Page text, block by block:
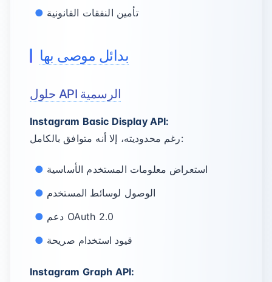
تأمين النفقات القانونية
بدائل موصى بها
حلول API الرسمية
Instagram Basic Display API:
رغم محدوديته، إلا أنه متوافق بالكامل:
استعراض معلومات المستخدم الأساسية
الوصول لوسائط المستخدم
دعم OAuth 2.0
قيود استخدام صريحة
Instagram Graph API: